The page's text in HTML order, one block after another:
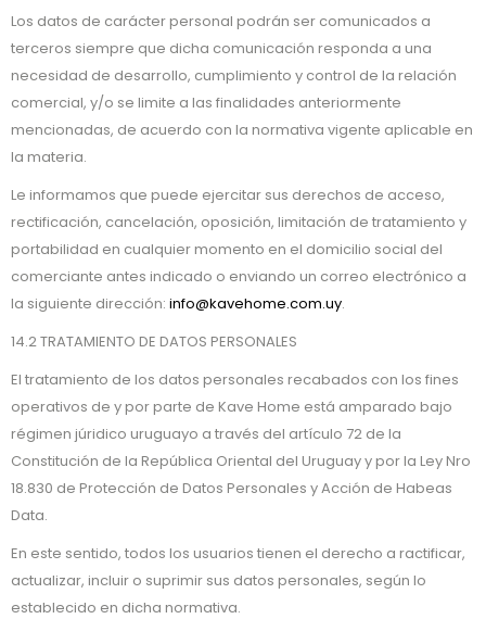
Los datos de carácter personal podrán ser comunicados a
terceros siempre que dicha comunicación responda a una
necesidad de desarrollo, cumplimiento y control de la relación
comercial, y/o se limite a las finalidades anteriormente
mencionadas, de acuerdo con la normativa vigente aplicable en
la materia.
Le informamos que puede ejercitar sus derechos de acceso,
rectificación, cancelación, oposición, limitación de tratamiento y
portabilidad en cualquier momento en el domicilio social del
comerciante antes indicado o enviando un correo electrónico a
la siguiente dirección: info@kavehome.com.uy.
14.2 TRATAMIENTO DE DATOS PERSONALES
El tratamiento de los datos personales recabados con los fines
operativos de y por parte de Kave Home está amparado bajo
régimen júridico uruguayo a través del artículo 72 de la
Constitución de la República Oriental del Uruguay y por la Ley Nro
18.830 de Protección de Datos Personales y Acción de Habeas
Data.
En este sentido, todos los usuarios tienen el derecho a ractificar,
actualizar, incluir o suprimir sus datos personales, según lo
establecido en dicha normativa.